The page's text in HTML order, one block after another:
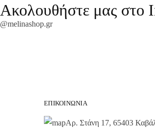
Ακολουθήστε μας στο
@melinashop.gr
ΕΠΙΚΟΙΝΩΝΊΑ
Αρ. Στάνη 17, 65403